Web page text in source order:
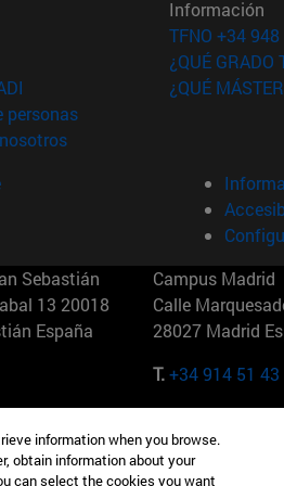
en nueva ventana)
en nueva ventana)
(abre en nueva ventana)
personas(abre en nueva ventana)
(abre en nueva ventana)
Información
TFNO +34
¿QUÉ GRADO
¿QUÉ
Sebastián
13 20018
España
Campus Madrid
Calle
28027 Madrid
T.+34 914 51 43
2201 Nueva York Maria-Theresia-
Múnich Alemania
information when you browse.
obtain information about your
can select the cookies you want